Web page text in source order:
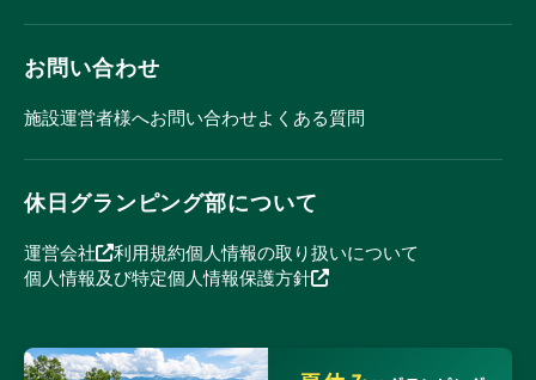
お問い合わせ
施設運営者様へお問い合わせよくある質問
休日グランピング部について
運営会社 利用規約個人情報の取り扱いについて
個人情報及び特定個人情報保護方針